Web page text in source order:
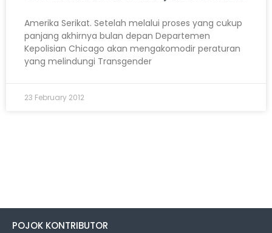
Amerika Serikat. Setelah melalui proses yang cukup
panjang akhirnya bulan depan Departemen
Kepolisian Chicago akan mengakomodir peraturan
yang melindungi Transgender
23 February 2012
POJOK KONTRIBUTOR